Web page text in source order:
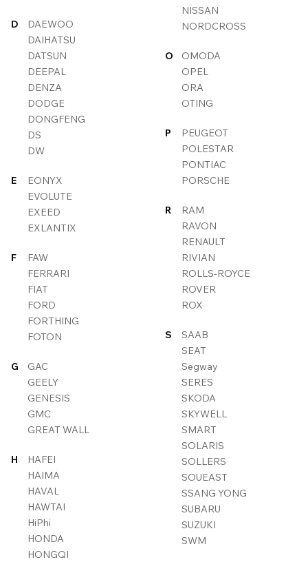
D
DAEWOO
DAIHATSU
DATSUN
DEEPAL
DENZA
DODGE
DONGFENG
DS
DW
E
EONYX
EVOLUTE
EXEED
EXLANTIX
F
FAW
FERRARI
FIAT
FORD
FORTHING
FOTON
G
GAC
GEELY
GENESIS
GMC
GREAT WALL
H
HAFEI
HAIMA
HAVAL
HAWTAI
HiPhi
HONDA
HONGQI
NISSAN
NORDCROSS
O
OMODA
OPEL
ORA
OTING
P
PEUGEOT
POLESTAR
PONTIAC
PORSCHE
R
RAM
RAVON
RENAULT
RIVIAN
ROLLS-ROYCE
ROVER
ROX
S
SAAB
SEAT
Segway
SERES
SKODA
SKYWELL
SMART
SOLARIS
SOLLERS
SOUEAST
SSANG YONG
SUBARU
SUZUKI
SWM